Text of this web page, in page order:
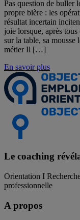
Pas question de buller
propre bière : les
résultat incertain
joie lorsque, après
sur la table, sa
métier Il […]
En savoir plus
Le coaching
Orientation I
professionnelle
A propos